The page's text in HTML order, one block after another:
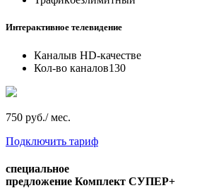
Интерактивное телевидение
Каналыв HD-качестве
Кол-во каналов130
750 руб./ мес.
Подключить тариф
специальное
предложение Комплект СУПЕР+